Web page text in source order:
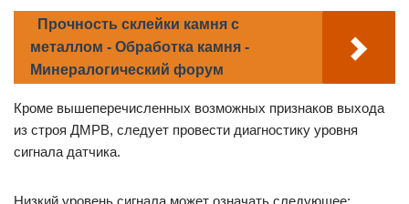
Прочность склейки камня с
металлом - Обработка камня -
Минералогический форум
Кроме вышеперечисленных возможных признаков выхода
из строя ДМРВ, следует провести диагностику уровня
сигнала датчика.